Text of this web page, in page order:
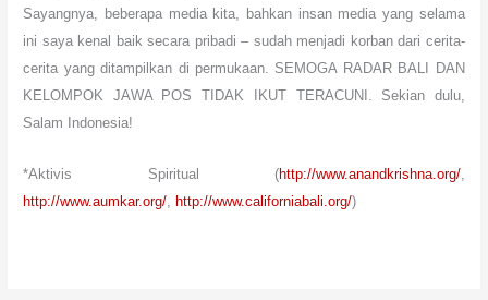
Sayangnya, beberapa media kita, bahkan insan media yang selama
ini saya kenal baik secara pribadi – sudah menjadi korban dari cerita-
cerita yang ditampilkan di permukaan. SEMOGA RADAR BALI DAN
KELOMPOK JAWA POS TIDAK IKUT TERACUNI.
Sekian dulu,
Salam Indonesia!
*Aktivis Spiritual (http://www.anandkrishna.org/,
http://www.aumkar.org/, http://www.californiabali.org/)